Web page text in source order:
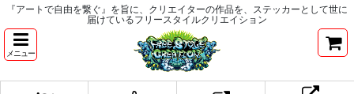
『アートで自由を繋ぐ』を旨に、クリエイターの作品を、ステッカーとして世に
届けているフリースタイルクリエイション
メニュー